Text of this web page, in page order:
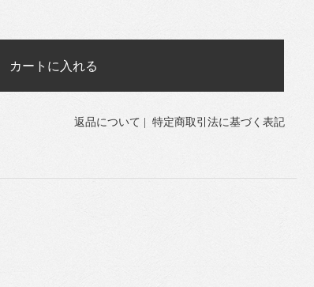
カートに入れる
返品について | 特定商取引法に基づく表記